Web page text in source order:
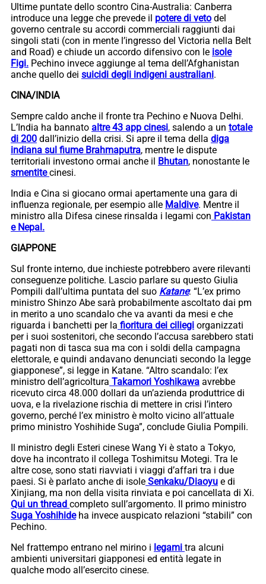
Ultime puntate dello scontro Cina-Australia: Canberra
introduce una legge che prevede il potere di veto del
governo centrale su accordi commerciali raggiunti dai
singoli stati (con in mente l’ingresso del Victoria nella Belt
and Road) e chiude un accordo difensivo con le isole
Figi. Pechino invece aggiunge al tema dell’Afghanistan
anche quello dei suicidi degli indigeni australiani.
CINA/INDIA
Sempre caldo anche il fronte tra Pechino e Nuova Delhi.
L’India ha bannato altre 43 app cinesi, salendo a un totale
di 200 dall’inizio della crisi. Si apre il tema della diga
indiana sul fiume Brahmaputra, mentre le dispute
territoriali investono ormai anche il Bhutan, nonostante le
smentitecinesi.
India e Cina si giocano ormai apertamente una gara di
influenza regionale, per esempio alle Maldive. Mentre il
ministro alla Difesa cinese rinsalda i legami con Pakistan
e Nepal.
GIAPPONE
Sul fronte interno, due inchieste potrebbero avere rilevanti
conseguenze politiche. Lascio parlare su questo Giulia
Pompili dall’ultima puntata del suo Katane: “L’ex primo
ministro Shinzo Abe sarà probabilmente ascoltato dai pm
in merito a uno scandalo che va avanti da mesi e che
riguarda i banchetti per la fioritura dei ciliegi organizzati
per i suoi sostenitori, che secondo l’accusa sarebbero stati
pagati non di tasca sua ma con i soldi della campagna
elettorale, e quindi andavano denunciati secondo la legge
giapponese”, si legge in Katane. “Altro scandalo: l’ex
ministro dell’agricoltura Takamori Yoshikawa avrebbe
ricevuto circa 48.000 dollari da un’azienda produttrice di
uova, e la rivelazione rischia di mettere in crisi l’intero
governo, perché l’ex ministro è molto vicino all’attuale
primo ministro Yoshihide Suga”, conclude Giulia Pompili.
Il ministro degli Esteri cinese Wang Yi è stato a Tokyo,
dove ha incontrato il collega Toshimitsu Motegi. Tra le
altre cose, sono stati riavviati i viaggi d’affari tra i due
paesi. Si è parlato anche di isole Senkaku/Diaoyu e di
Xinjiang, ma non della visita rinviata e poi cancellata di Xi.
Qui un thread completo sull’argomento. Il primo ministro
Suga Yoshihideha invece auspicato relazioni “stabili” con
Pechino.
Nel frattempo entrano nel mirino i legami tra alcuni
ambienti universitari giapponesi ed entità legate in
qualche modo all’esercito cinese.